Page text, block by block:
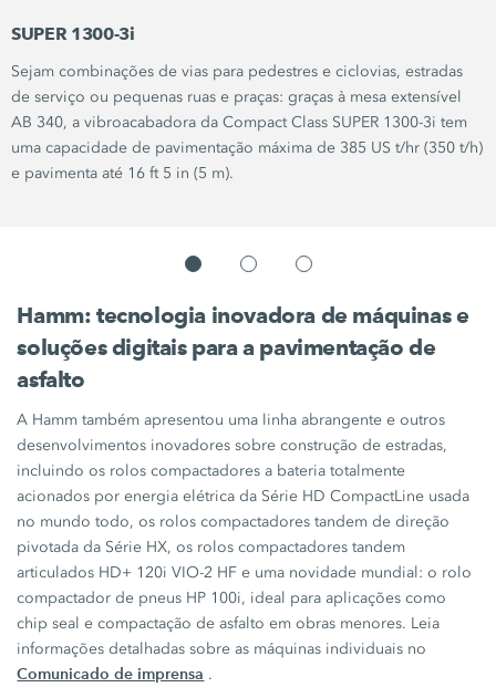
SUPER 1300-3i
Sejam combinações de vias para pedestres e ciclovias, estradas
de serviço ou pequenas ruas e praças: graças à mesa extensível
AB 340, a vibroacabadora da Compact Class SUPER 1300-3i tem
uma capacidade de pavimentação máxima de 385 US t/hr (350 t/h)
e pavimenta até 16 ft 5 in (5 m).
Hamm: tecnologia inovadora de máquinas e
soluções digitais para a pavimentação de
asfalto
A Hamm também apresentou uma linha abrangente e outros
desenvolvimentos inovadores sobre construção de estradas,
incluindo os rolos compactadores a bateria totalmente
acionados por energia elétrica da Série HD CompactLine usada
no mundo todo, os rolos compactadores tandem de direção
pivotada da Série HX, os rolos compactadores tandem
articulados HD+ 120i VIO-2 HF e uma novidade mundial: o rolo
compactador de pneus HP 100i, ideal para aplicações como
chip seal e compactação de asfalto em obras menores. Leia
informações detalhadas sobre as máquinas individuais no
Comunicado de imprensa .